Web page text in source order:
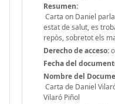
Resumen:
Carta on Daniel
estat de salut, es
repòs, sobretot els
Derecho de acceso:
Fecha del
Nombre del
Carta de Daniel
Vilaró Piñol